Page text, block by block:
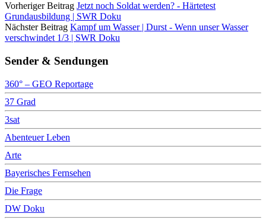
Vorheriger Beitrag Jetzt noch Soldat werden? - Härtetest
Grundausbildung | SWR Doku
Nächster Beitrag Kampf um Wasser | Durst - Wenn unser Wasser
verschwindet 1/3 | SWR Doku
Sender & Sendungen
360° – GEO Reportage
37 Grad
3sat
Abenteuer Leben
Arte
Bayerisches Fernsehen
Die Frage
DW Doku